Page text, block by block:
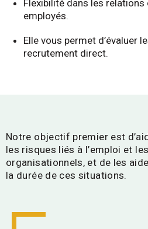
Flexibilité dans les relations
employés.
Elle vous permet d’évaluer
recrutement direct.
Notre objectif premier est
les risques liés à l’emploi et
organisationnels, et de les
la durée de ces situations.